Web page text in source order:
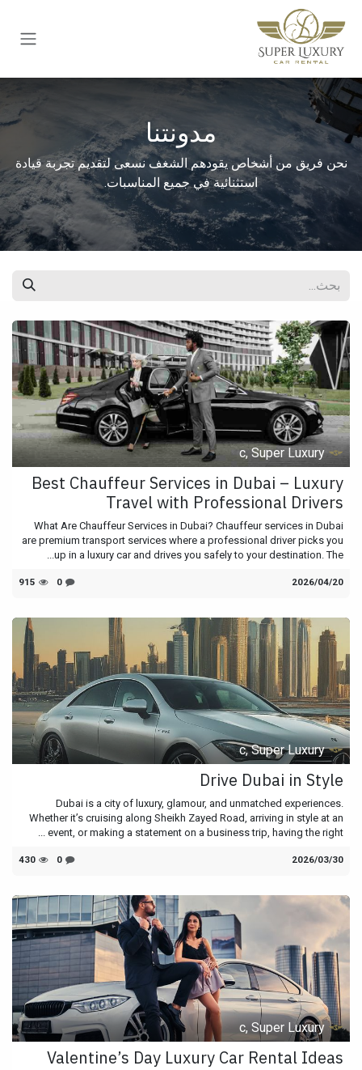
تخطي للذهاب إلى المحتوى
مدونتنا
نحن فريق من أشخاص يقودهم الشغف نسعى لتقديم تجربة قيادة
استثنائية في جميع المناسبات.
c, Super Luxury
Best Chauffeur Services in Dubai – Luxury
Travel with Professional Drivers
What Are Chauffeur Services in Dubai? Chauffeur services in Dubai
are premium transport services where a professional driver picks you
up in a luxury car and drives you safely to your destination. The...
20‏/04‏/2026
0
915
c, Super Luxury
Drive Dubai in Style
Dubai is a city of luxury, glamour, and unmatched experiences.
Whether it’s cruising along Sheikh Zayed Road, arriving in style at an
event, or making a statement on a business trip, having the right ...
30‏/03‏/2026
0
430
c, Super Luxury
Valentine’s Day Luxury Car Rental Ideas